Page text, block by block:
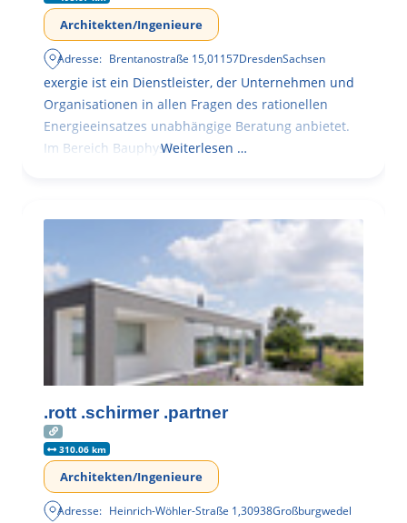
Architekten/Ingenieure
Adresse: Brentanostraße 15,01157DresdenSachsen
exergie ist ein Dienstleister, der Unternehmen und
Organisationen in allen Fragen des rationellen
Energieeinsatzes unabhängige Beratung anbietet.
Im Bereich BauphysikWeiterlesen …
.rott .schirmer .partner
310.06 km
Architekten/Ingenieure
Adresse: Heinrich-Wöhler-Straße 1,30938Großburgwedel